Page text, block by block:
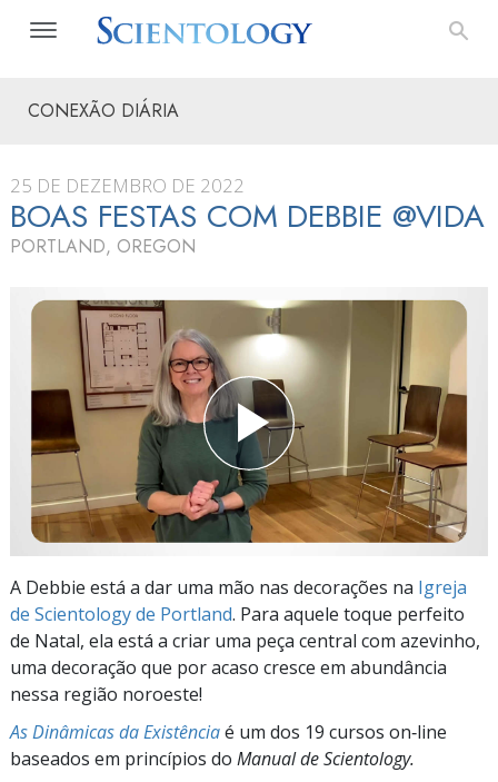
CONEXÃO DIÁRIA
25 DE DEZEMBRO DE 2022
BOAS FESTAS COM DEBBIE @VIDA
PORTLAND, OREGON
A Debbie está a dar uma mão nas decorações na Igreja
de Scientology de Portland. Para aquele toque perfeito
de Natal, ela está a criar uma peça central com azevinho,
uma decoração que por acaso cresce em abundância
nessa região noroeste!
As Dinâmicas da Existênciaé um dos 19 cursos on‑line
baseados em princípios do Manual de Scientology.